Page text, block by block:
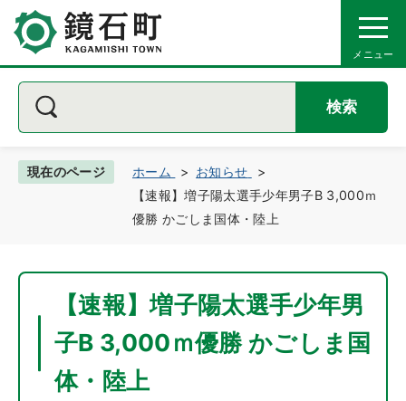
検索
現在のページ ホーム
お知らせ
【速報】増子陽太選手少年男子B 3,000ｍ
優勝 かごしま国体・陸上
【速報】増子陽太選手少年男
子B 3,000ｍ優勝 かごしま国
体・陸上